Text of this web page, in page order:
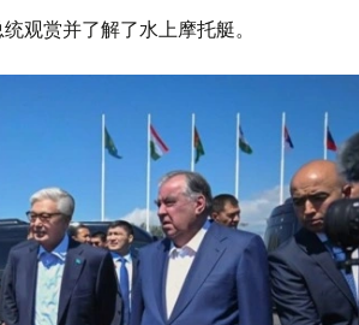
观赏并了解了水上摩托艇。